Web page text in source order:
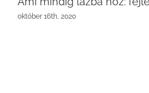
október 16th, 2020